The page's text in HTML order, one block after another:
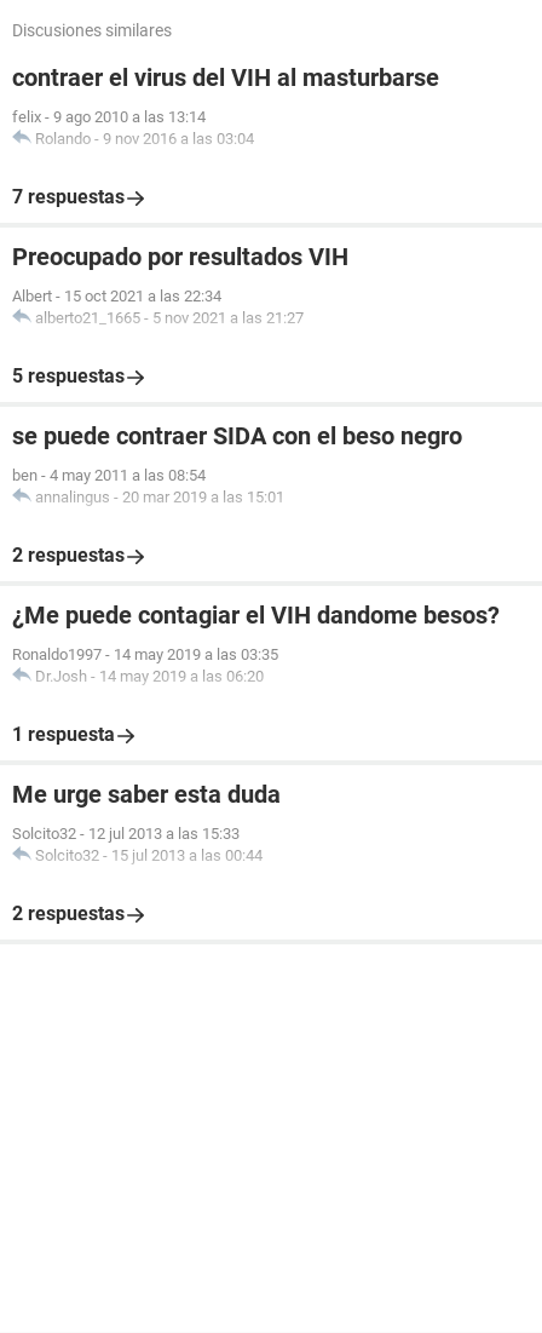
Discusiones similares
contraer el virus del VIH al masturbarse
felix - 9 ago 2010 a las 13:14
Rolando - 9 nov 2016 a las 03:04
7 respuestas
Preocupado por resultados VIH
Albert - 15 oct 2021 a las 22:34
alberto21_1665 - 5 nov 2021 a las 21:27
5 respuestas
se puede contraer SIDA con el beso negro
ben - 4 may 2011 a las 08:54
annalingus - 20 mar 2019 a las 15:01
2 respuestas
¿Me puede contagiar el VIH dandome besos?
Ronaldo1997 - 14 may 2019 a las 03:35
Dr.Josh - 14 may 2019 a las 06:20
1 respuesta
Me urge saber esta duda
Solcito32 - 12 jul 2013 a las 15:33
Solcito32 - 15 jul 2013 a las 00:44
2 respuestas